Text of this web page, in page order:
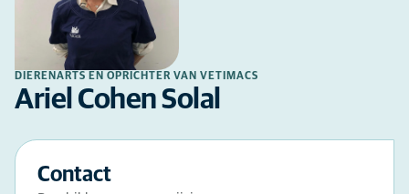
DIERENARTS EN OPRICHTER VAN VETIMACS
Ariel Cohen Solal
Contact